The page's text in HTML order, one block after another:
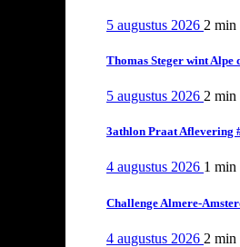
5 augustus 2026 2 min
Thomas Steger wint Alpe
5 augustus 2026 2 min
3athlon Praat Aflevering
4 augustus 2026 1 min
Challenge Almere-
4 augustus 2026 2 min